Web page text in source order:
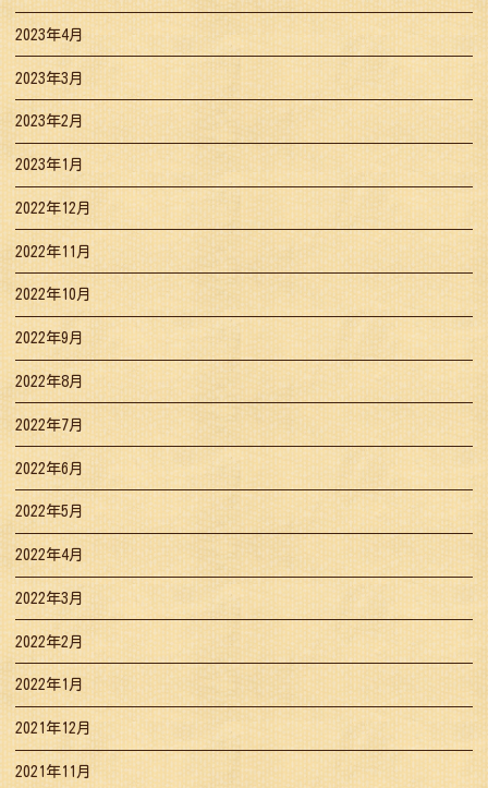
2023年4月
2023年3月
2023年2月
2023年1月
2022年12月
2022年11月
2022年10月
2022年9月
2022年8月
2022年7月
2022年6月
2022年5月
2022年4月
2022年3月
2022年2月
2022年1月
2021年12月
2021年11月